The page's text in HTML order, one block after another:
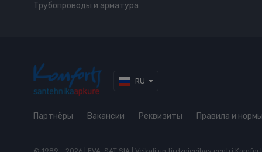
Трубопроводы и арматура
RU
Партнёры Вакансии Реквизиты Правила и нормы